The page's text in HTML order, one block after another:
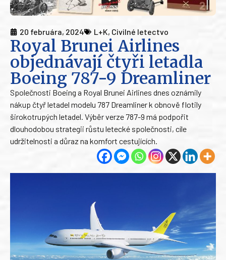
20 februára, 2024 L+K, Civilné letectvo
Royal Brunei Airlines
objednávají čtyři letadla
Boeing 787-9 Dreamliner
Společnosti Boeing a Royal Brunei Airlines dnes oznámily
nákup čtyř letadel modelu 787 Dreamliner k obnově flotily
širokotrupých letadel. Výběr verze 787-9 má podpořit
dlouhodobou strategii růstu letecké společnosti, cíle
udržitelnosti a důraz na komfort cestujících.